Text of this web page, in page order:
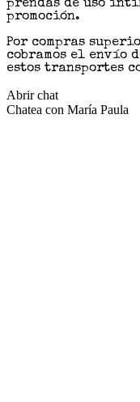
prendas de uso
promoción.
Por compras
cobramos el envío
estos transportes
Abrir chat
Chatea con María Paula